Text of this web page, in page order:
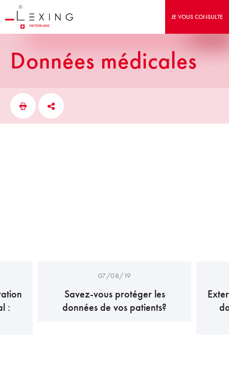
JE VOUS CONSULTE
données médicales
:
07/08/19
Savez-vous protéger les
données de vos patients?